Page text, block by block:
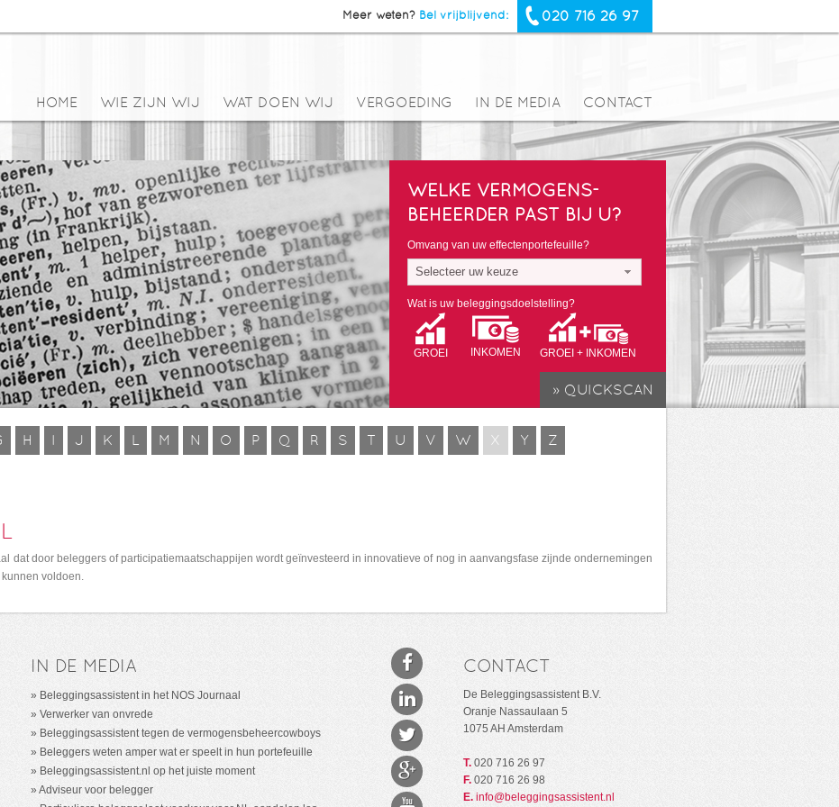
Meer weten? Bel vrijblijvend: 020 716 26 97
HOME WIE ZIJN WIJ WAT DOEN WIJ VERGOEDING IN DE MEDIA CONTACT
WELKE VERMOGENS-
BEHEERDER PAST BIJ U?
Omvang van uw effectenportefeuille?
Selecteer uw keuze
Wat is uw beleggingsdoelstelling?
GROEI INKOMEN GROEI + INKOMEN
H I J K L M N O P Q R S T U V W X Y Z
dat door beleggers of participatiemaatschappijen wordt geïnvesteerd in innovatieve of nog in aanvangsfase zijnde ondernemingen
voldoen.
IN DE MEDIA
Beleggingsassistent in het NOS Journaal
Verwerker van onvrede
Beleggingsassistent tegen de vermogensbeheercowboys
Beleggers weten amper wat er speelt in hun portefeuille
Beleggingsassistent.nl op het juiste moment
Adviseur voor belegger
CONTACT
De Beleggingsassistent B.V.
Oranje Nassaulaan 5
1075 AH Amsterdam
T.020 716 26 97
F.020 716 26 98
E. info@beleggingsassistent.nl